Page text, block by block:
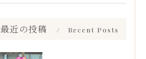
最近の投稿 Recent Posts